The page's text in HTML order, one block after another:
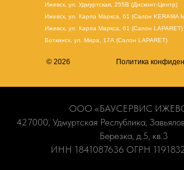
Ижевск, ул. Удмуртская, 255В (Дисконт-Центр)
Ижевск, ул. Карла Маркса, 61 (Салон KERAMA
Ижевск, ул. Карла Маркса, 61 (Салон LAPARET)
Воткинск, ул. Мира, 17А (Салон LAPARET)
© 2026 Политика
ООО «БАУСЕРВИС
427000, Удмуртская Республика,
Березка, д.5, кв.3
ИНН 1841087636 ОГРН